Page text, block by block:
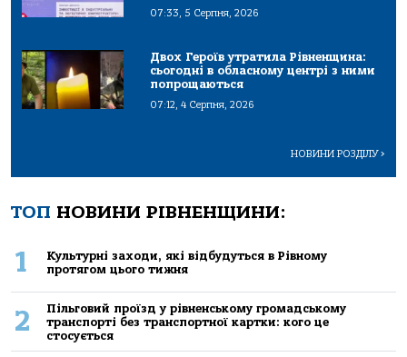
07:33, 5 Серпня, 2026
Двох Героїв утратила Рівненщина:
сьогодні в обласному центрі з ними
попрощаються
07:12, 4 Серпня, 2026
НОВИНИ РОЗДІЛУ>
ТОП НОВИНИ РІВНЕНЩИНИ:
1
Культурні заходи, які відбудуться в Рівному
протягом цього тижня
2
Пільговий проїзд у рівненському громадському
транспорті без транспортної картки: кого це
стосується